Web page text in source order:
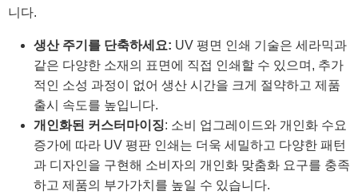
니다.
생산 주기를 단축하세요: UV 평면 인쇄 기술은 세라믹과
같은 다양한 소재의 표면에 직접 인쇄할 수 있으며, 추가
적인 소성 과정이 없어 생산 시간을 크게 절약하고 제품
출시 속도를 높입니다.
개인화된 커스터마이징: 소비 업그레이드와 개인화 수요
증가에 따라 UV 평판 인쇄는 더욱 세밀하고 다양한 패턴
과 디자인을 구현해 소비자의 개인화 맞춤화 요구를 충족
하고 제품의 부가가치를 높일 수 있습니다.